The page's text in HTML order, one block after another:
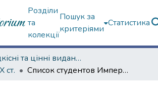
Розділи
та
колекції
Пошук за
критеріями
Статистика
9. Рідкісні та цінні видання
ст.
Список студентов Императорского Харьковского университета на 1915–1916 академический год